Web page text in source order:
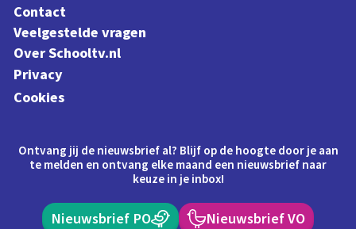
Contact
Veelgestelde vragen
Over Schooltv.nl
Privacy
Cookies
Ontvang jij de nieuwsbrief al? Blijf op de hoogte door je aan
te melden en ontvang elke maand een nieuwsbrief naar
keuze in je inbox!
Nieuwsbrief PO Nieuwsbrief VO